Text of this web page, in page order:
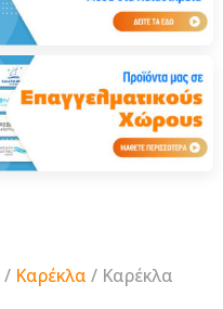
/ Καρέκλα / Καρέκλα